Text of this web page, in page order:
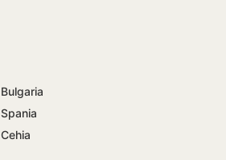
Bulgaria
Spania
Cehia